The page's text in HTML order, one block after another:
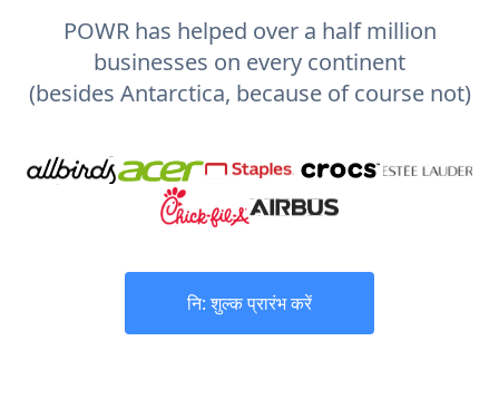
POWR has helped over a half million
businesses on every continent
(besides Antarctica, because of course not)
नि: शुल्क प्रारंभ करें